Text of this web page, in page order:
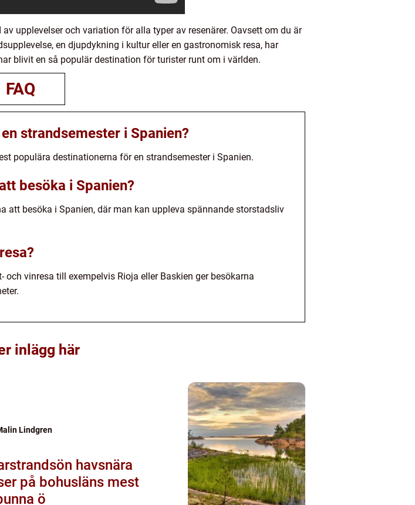
upplevelser och variation för alla typer av resenärer. Oavsett om du är
en djupdykning i kultur eller en gastronomisk resa, har
blivit en så populär destination för turister runt om i världen.
FAQ
strandsemester i Spanien?
populära destinationerna för en strandsemester i Spanien.
besöka i Spanien?
att besöka i Spanien, där man kan uppleva spännande storstadsliv
vinresa till exempelvis Rioja eller Baskien ger besökarna
inlägg här
Lindgren
havsnära
på bohusläns mest
ö